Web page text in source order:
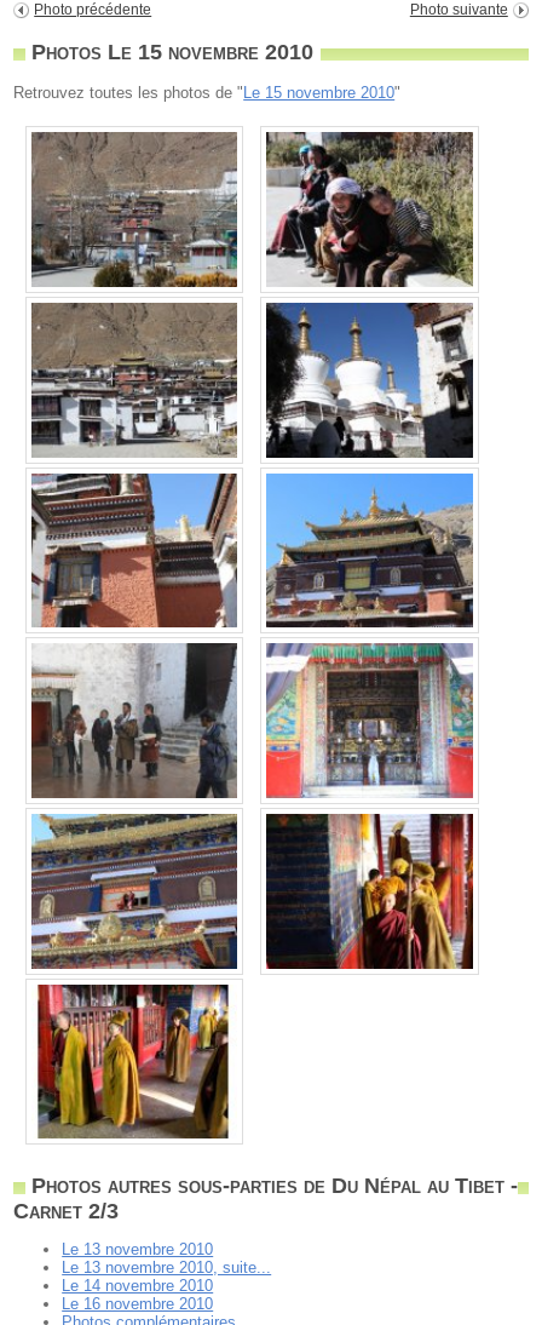
Photo précédente Photo suivante
Photos Le 15 novembre 2010
Retrouvez toutes les photos de " Le 15 novembre 2010"
Photos autres sous-parties de Du Népal au Tibet -
Carnet 2/3
Le 13 novembre 2010
Le 13 novembre 2010, suite...
Le 14 novembre 2010
Le 16 novembre 2010